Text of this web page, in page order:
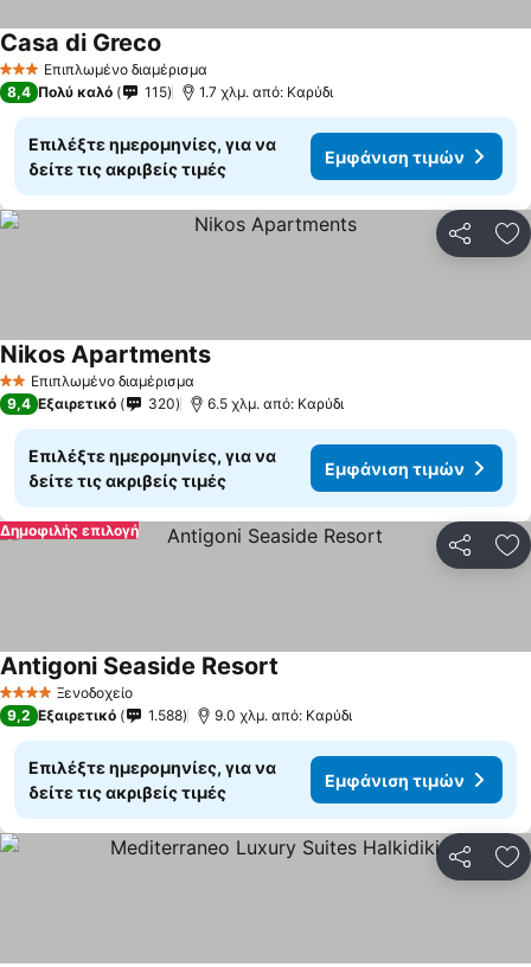
3 ΑστέριαΕπιπλωμένο διαμέρισμα
Casa di Greco
8,4 Πολύ καλό 115 1.7 χλμ. από: Καρύδι
Επιλέξτε ημερομηνίες, για να
δείτε τις ακριβείς τιμές
Εμφάνιση τιμών
2 ΑστέριαΕπιπλωμένο διαμέρισμα
Nikos ApartmentsΕμφάνιση τιμών
9,4 Εξαιρετικό 320 6.5 χλμ. από: Καρύδι
Επιλέξτε ημερομηνίες, για να
δείτε τις ακριβείς τιμές
Εμφάνιση τιμών
Δημοφιλής επιλογή
4 ΑστέριαΞενοδοχείο
Antigoni Seaside Resort
9,2 Εξαιρετικό 1.588 9.0 χλμ. από: Καρύδι
Επιλέξτε ημερομηνίες, για να
δείτε τις ακριβείς τιμές
Εμφάνιση τιμών